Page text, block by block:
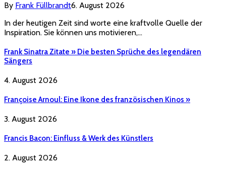
By Frank Füllbrandt6. August 2026
In der heutigen Zeit sind worte eine kraftvolle Quelle der
Inspiration. Sie können uns motivieren,…
Frank Sinatra Zitate » Die besten Sprüche des legendären
Sängers
4. August 2026
Françoise Arnoul: Eine Ikone des französischen Kinos »
3. August 2026
Francis Bacon: Einfluss & Werk des Künstlers
2. August 2026